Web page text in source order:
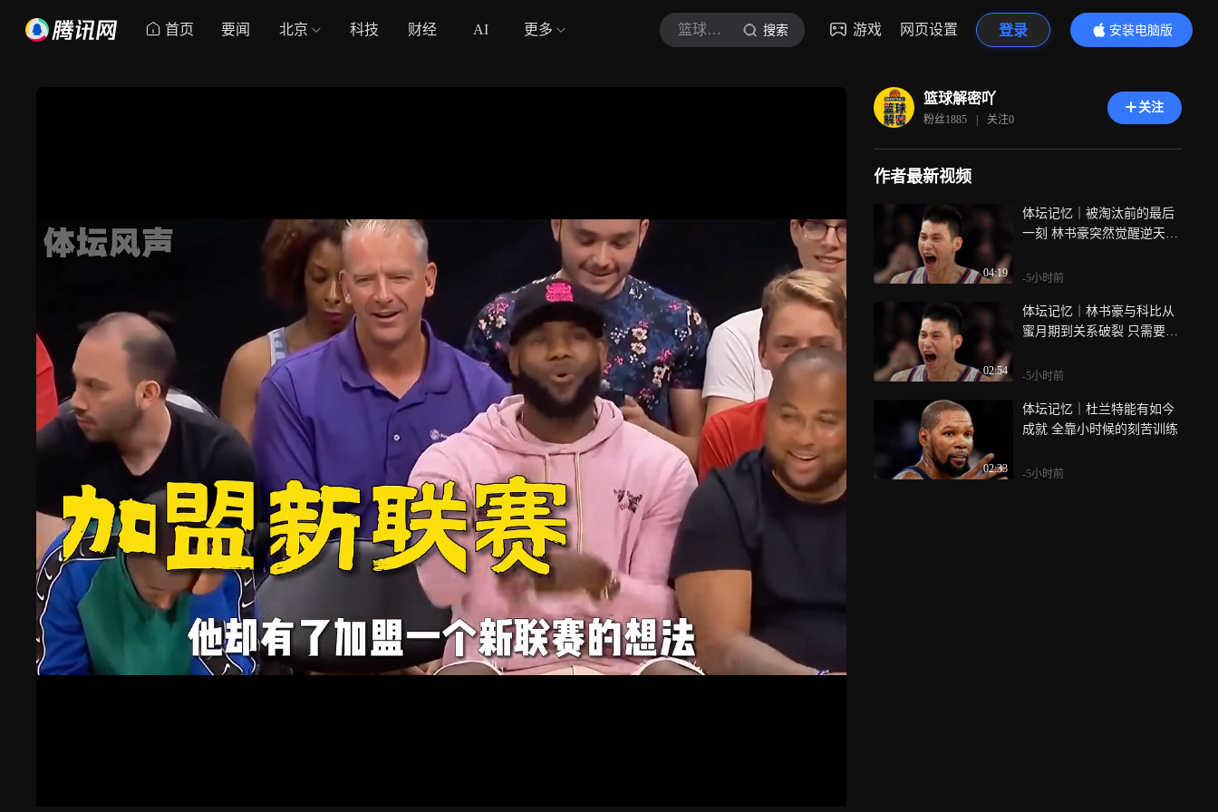
首页 要闻 北京 科技 财经 AI 更多 篮球解密吖 搜索 游戏 网页设置 登录
安装电脑版
内容更精彩
篮球解密吖
粉丝1885 | 关注0
关注
作者最新视频
04:19
体坛记忆｜被淘汰前的最后
一刻 林书豪突然觉醒逆天改
-5小时前
02:54
体坛记忆｜林书豪与科比从
蜜月期到关系破裂 只需要短
-5小时前
02:33
体坛记忆｜杜兰特能有如今
成就 全靠小时候的刻苦训练
-5小时前